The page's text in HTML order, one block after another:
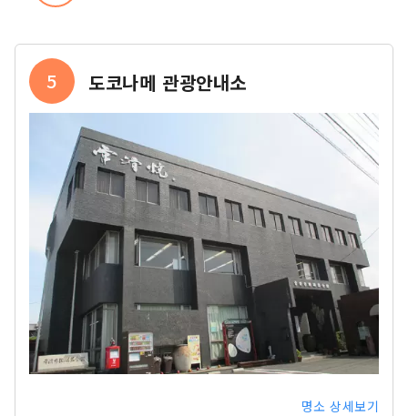
5 도코나메 관광안내소
명소 상세보기